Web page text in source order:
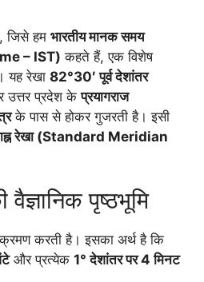
जिसे हम भारतीय मानक समय
– IST) कहते हैं, एक विशेष
यह रेखा 82°30′ पूर्व देशांतर
उत्तर प्रदेश केप्रयागराज
के पास से होकर गुजरती है। इसी
रेखा (Standard Meridian
वैज्ञानिक पृष्ठभूमि
करती है। इसका अर्थ है कि
और प्रत्येक 1° देशांतर पर 4 मिनट